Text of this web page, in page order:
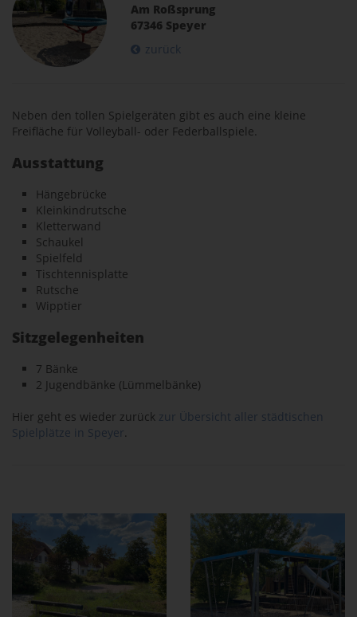
Am Roßsprung
67346 Speyer
zurück
Neben den tollen Spielgeräten gibt es auch eine kleine
Freifläche für Volleyball- oder Federballspiele.
Ausstattung
Hängebrücke
Kleinkindrutsche
Kletterwand
Schaukel
Spielfeld
Tischtennisplatte
Rutsche
Wipptier
Sitzgelegenheiten
7 Bänke
2 Jugendbänke (Lümmelbänke)
Hier geht es wieder zurück zur Übersicht aller städtischen
Spielplätze in Speyer.